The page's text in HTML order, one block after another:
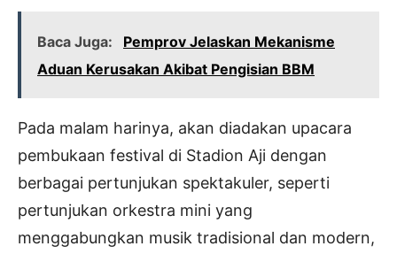
Baca Juga:
Pemprov Jelaskan Mekanisme
Aduan Kerusakan Akibat Pengisian BBM
Pada malam harinya, akan diadakan upacara
pembukaan festival di Stadion Aji dengan
berbagai pertunjukan spektakuler, seperti
pertunjukan orkestra mini yang
menggabungkan musik tradisional dan modern,